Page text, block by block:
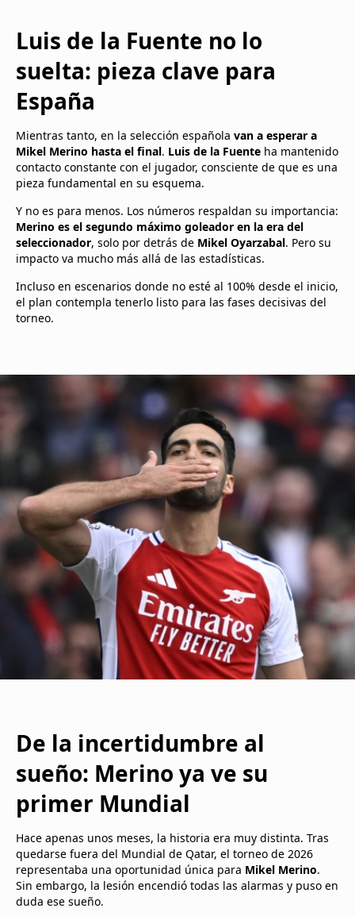
Luis de la Fuente no lo
suelta: pieza clave para
España
Mientras tanto, en la selección española van a esperar a
Mikel Merino hasta el final. Luis de la Fuente ha mantenido
contacto constante con el jugador, consciente de que es una
pieza fundamental en su esquema.
Y no es para menos. Los números respaldan su importancia:
Merino es el segundo máximo goleador en la era del
seleccionador, solo por detrás de Mikel Oyarzabal. Pero su
impacto va mucho más allá de las estadísticas.
Incluso en escenarios donde no esté al 100% desde el inicio,
el plan contempla tenerlo listo para las fases decisivas del
torneo.
De la incertidumbre al
sueño: Merino ya ve su
primer Mundial
Hace apenas unos meses, la historia era muy distinta. Tras
quedarse fuera del Mundial de Qatar, el torneo de 2026
representaba una oportunidad única para Mikel Merino.
Sin embargo, la lesión encendió todas las alarmas y puso en
duda ese sueño.